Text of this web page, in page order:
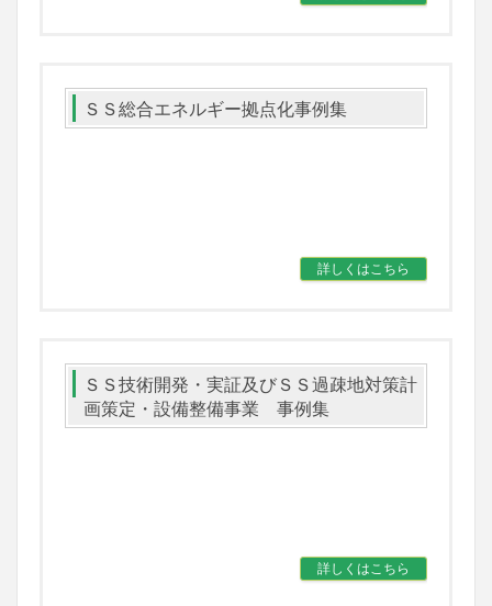
ＳＳ総合エネルギー拠点化事例集
詳しくはこちら
ＳＳ技術開発・実証及びＳＳ過疎地対策計
画策定・設備整備事業 事例集
詳しくはこちら